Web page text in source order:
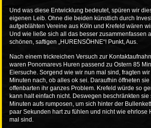
Und was diese Entwicklung bedeutet, spüren wir
eigenen Leib. Ohne die beiden künstlich durch
aufgeblähten Vereine aus Köln und Krefeld wären
Und wie ließe sich all das besser zusammenfassen
schönen, saftigen „HURENSÖHNE“! Punkt, Aus.
Nach einem trickreichen Versuch zur
waren Ponomarevs Huren passend zu Ostern 85
Eiersuche. Sorgend wie wir nun mal sind, fragten
Minuten nach, ob alles ok sei. Daraufhin öffneten sie
offenbarten ihr ganzes Problem. Krefeld würde so
kann halt einfach nicht. Deswegen beschränkten sie
Minuten aufs rumposen, um sich hinter der
paar Sekunden hart zu fühlen und nicht wie ehrlose
mal sind.